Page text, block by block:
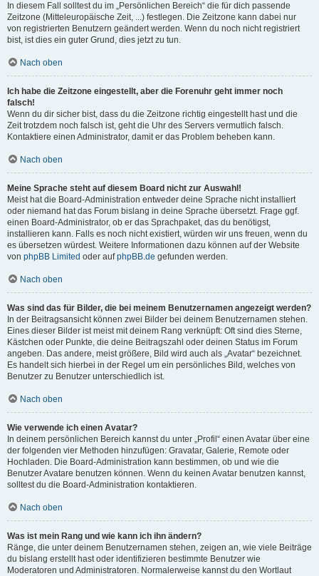
In diesem Fall solltest du im „Persönlichen Bereich“ die für dich passende
Zeitzone (Mitteleuropäische Zeit, ...) festlegen. Die Zeitzone kann dabei nur
von registrierten Benutzern geändert werden. Wenn du noch nicht registriert
bist, ist dies ein guter Grund, dies jetzt zu tun.
Nach oben
Ich habe die Zeitzone eingestellt, aber die Forenuhr geht immer noch
falsch!
Wenn du dir sicher bist, dass du die Zeitzone richtig eingestellt hast und die
Zeit trotzdem noch falsch ist, geht die Uhr des Servers vermutlich falsch.
Kontaktiere einen Administrator, damit er das Problem beheben kann.
Nach oben
Meine Sprache steht auf diesem Board nicht zur Auswahl!
Meist hat die Board-Administration entweder deine Sprache nicht installiert
oder niemand hat das Forum bislang in deine Sprache übersetzt. Frage ggf.
einen Board-Administrator, ob er das Sprachpaket, das du benötigst,
installieren kann. Falls es noch nicht existiert, würden wir uns freuen, wenn du
es übersetzen würdest. Weitere Informationen dazu können auf der Website
von phpBB Limited oder aufphpBB.de gefunden werden.
Nach oben
Was sind das für Bilder, die bei meinem Benutzernamen angezeigt werden?
In der Beitragsansicht können zwei Bilder bei deinem Benutzernamen stehen.
Eines dieser Bilder ist meist mit deinem Rang verknüpft: Oft sind dies Sterne,
Kästchen oder Punkte, die deine Beitragszahl oder deinen Status im Forum
angeben. Das andere, meist größere, Bild wird auch als „Avatar“ bezeichnet.
Es handelt sich hierbei in der Regel um ein persönliches Bild, welches von
Benutzer zu Benutzer unterschiedlich ist.
Nach oben
Wie verwende ich einen Avatar?
In deinem persönlichen Bereich kannst du unter „Profil“ einen Avatar über eine
der folgenden vier Methoden hinzufügen: Gravatar, Galerie, Remote oder
Hochladen. Die Board-Administration kann bestimmen, ob und wie die
Benutzer Avatare benutzen können. Wenn du keinen Avatar benutzen kannst,
solltest du die Board-Administration kontaktieren.
Nach oben
Was ist mein Rang und wie kann ich ihn ändern?
Ränge, die unter deinem Benutzernamen stehen, zeigen an, wie viele Beiträge
du bislang erstellt hast oder identifizieren bestimmte Benutzer wie
Moderatoren und Administratoren. Normalerweise kannst du den Wortlaut